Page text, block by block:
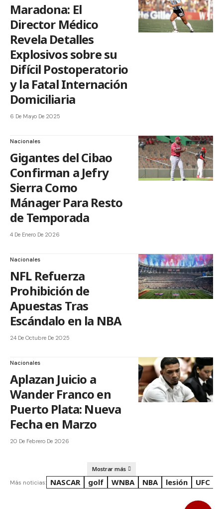
Maradona: El
Director Médico
Revela Detalles
Explosivos sobre su
Difícil Postoperatorio
y la Fatal Internación
Domiciliaria
6 De Mayo De 2025
Nacionales
Gigantes del Cibao
Confirman a Jefry
Sierra Como
Mánager Para Resto
de Temporada
4 De Enero De 2026
Nacionales
NFL Refuerza
Prohibición de
Apuestas Tras
Escándalo en la NBA
24 De Octubre De 2025
Nacionales
Aplazan Juicio a
Wander Franco en
Puerto Plata: Nueva
Fecha en Marzo
20 De Febrero De 2026
Mostrar más
Más noticias: NASCAR golf WNBA NBA lesión UFC